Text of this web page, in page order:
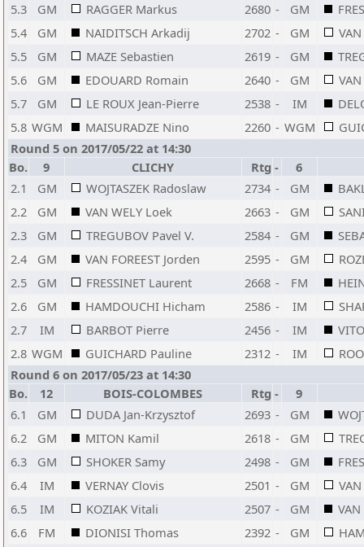
5.3
GM RAGGER Markus 2680 - GM
5.4
GM NAIDITSCH Arkadij 2702 - GM
5.5
GM MAZE Sebastien 2619 - GM
5.6
GM EDOUARD Romain 2640 - GM
5.7
GM LE ROUX Jean-Pierre 2538 - IM
5.8 WGM MAISURADZE Nino 2260 - WGM
Round 5 on 2017/05/22 at 14:30
Bo.
9 CLICHY Rtg -
6
2.1
GM WOJTASZEK Radoslaw 2734 - GM
2.2
GM VAN WELY Loek 2663 - GM
2.3
GM TREGUBOV Pavel V. 2584 - GM
2.4
GM VAN FOREEST Jorden 2595 - GM
2.5
GM FRESSINET Laurent 2668 - FM
2.6
GM HAMDOUCHI Hicham 2586 - IM
2.7
IM BARBOT Pierre 2456 - IM
2.8 WGM GUICHARD Pauline 2312 - IM
Round 6 on 2017/05/23 at 14:30
Bo.
12 BOIS-COLOMBES Rtg -
9
6.1
GM DUDA Jan-Krzysztof 2693 - GM
6.2
GM MITON Kamil 2618 - GM
6.3
GM SHOKER Samy 2498 - GM
6.4
IM VERNAY Clovis 2501 - GM
6.5
IM KOZIAK Vitali 2507 - GM
6.6
FM DIONISI Thomas 2392 - GM